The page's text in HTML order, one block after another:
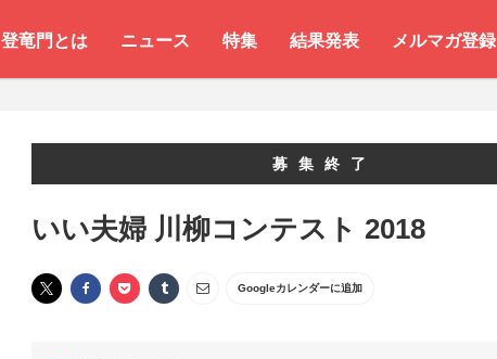
登竜門とは ニュース 特集 結果発表 メルマガ登録
募集終了
いい夫婦 川柳コンテスト 2018
Googleカレンダーに追加